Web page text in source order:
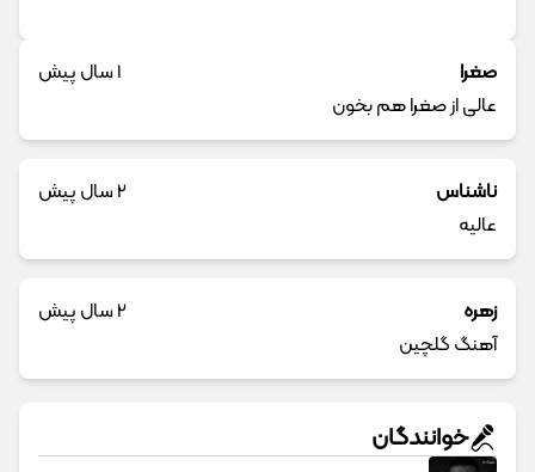
صغرا
1 سال پیش
عالی از صغرا هم بخون
ناشناس
2 سال پیش
عالیه
زهره
2 سال پیش
آهنگ گلچین
خوانندگان